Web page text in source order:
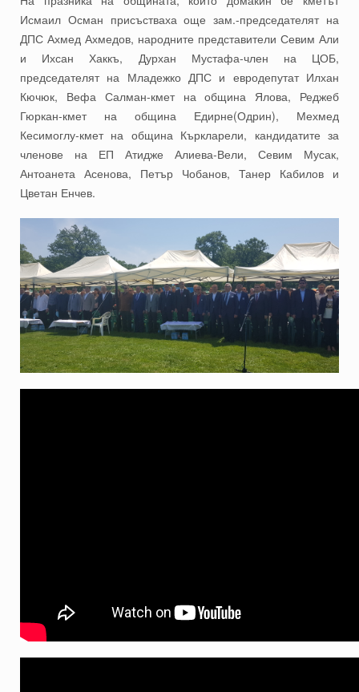
Исмаил Осман присъстваха още зам.-председателят на
ДПС Ахмед Ахмедов, народните представители Севим Али
и Ихсан Хаккъ, Дурхан Мустафа-член на ЦОБ,
председателят на Младежко ДПС и евродепутат Илхан
Кючюк, Вефа Салман-кмет на община Ялова, Реджеб
Гюркан-кмет на община Едирне(Одрин), Мехмед
Кесимоглу-кмет на община Къркларели, кандидатите за
членове на ЕП Атидже Алиева-Вели, Севим Мусак,
Антоанета Асенова, Петър Чобанов, Танер Кабилов и
Цветан Енчев.